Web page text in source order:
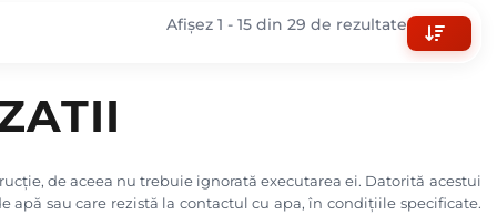
Afișez 1 - 15 din 29 de rezultate
de aceea nu trebuie ignorată executarea ei. Datorită acestui
apă sau care rezistă la contactul cu apa, în condițiile specificate.